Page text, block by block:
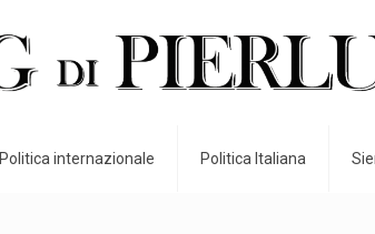
Politica internazionale Politica Italiana